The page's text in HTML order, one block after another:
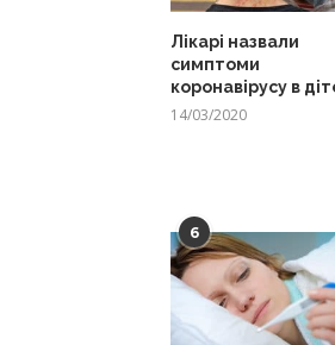
Лікарі назвали
симптоми
коронавірусу в
14/03/2020
6